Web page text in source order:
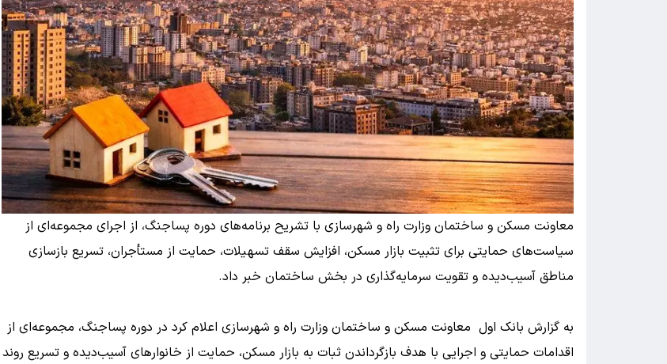
معاونت مسکن و ساختمان وزارت راه و شهرسازی با تشریح برنامه‌های دوره پساجنگ، از اجرای مجموعه‌ای از
سیاست‌های حمایتی برای تثبیت بازار مسکن، افزایش سقف تسهیلات، حمایت از مستأجران، تسریع بازسازی
مناطق آسیب‌دیده و تقویت سرمایه‌گذاری در بخش ساختمان خبر داد.
به گزارش بانک اول معاونت مسکن و ساختمان وزارت راه و شهرسازی اعلام کرد در دوره پساجنگ، مجموعه‌ای از
اقدامات حمایتی و اجرایی با هدف بازگرداندن ثبات به بازار مسکن، حمایت از خانوارهای آسیب‌دیده و تسریع روند